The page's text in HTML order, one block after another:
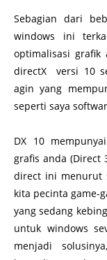
Sebagian dari
windows ini
optimalisasi
directX versi 10
agin yang
seperti saya
DX 10
grafis anda (Direct
direct ini menurut
kita pecinta game-
yang sedang
untuk windows
menjadi